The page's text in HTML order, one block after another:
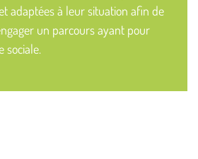
adaptées à leur situation afin de
un parcours ayant pour
sociale.